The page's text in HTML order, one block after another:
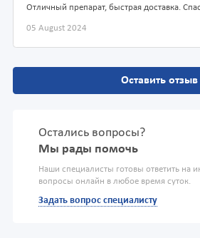
Отличный препарат, быстрая доставка.
05 August 2024
Оставить отзыв
Остались вопросы?
Мы рады помочь
Наши специалисты готовы ответить на
вопросы онлайн в любое время суток.
Задать вопрос специалисту